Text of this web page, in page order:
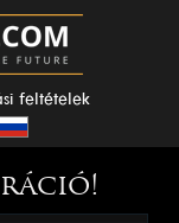
feltételek